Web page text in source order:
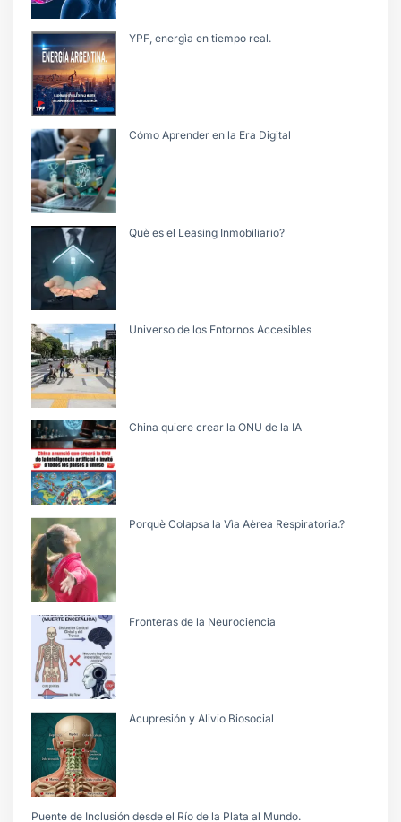
YPF, energìa en tiempo real.
Cómo Aprender en la Era Digital
Què es el Leasing Inmobiliario?
Universo de los Entornos Accesibles
China quiere crear la ONU de la IA
Porquè Colapsa la Vìa Aèrea Respiratoria.?
Fronteras de la Neurociencia
Acupresión y Alivio Biosocial
Puente de Inclusión desde el Río de la Plata al Mundo.